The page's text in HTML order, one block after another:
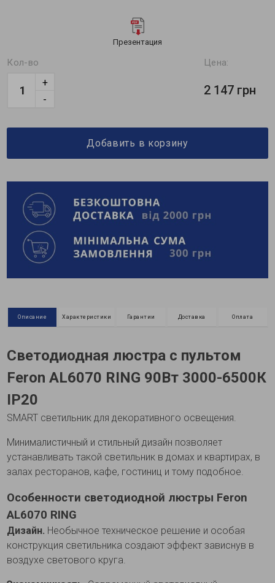
Презентация
Кол-во
-
+
Цена:
2 147 грн
Добавить в корзину
Описание Характеристики Гарантии Доставка Оплата
Светодиодная люстра с пультом
Feron AL6070 RING 90Вт 3000-6500К
IP20
SMART светильник для декоративного освещения.
Минималистичный и стильный дизайн позволяет
устанавливать такой светильник в домах и квартирах, в
залах ресторанов, кафе, гостиниц и тому подобное.
Особенности светодиодной люстры Feron
AL6070 RING
Дизайн. Необычное техническое решение и особая
конструкция светильника создают эффект зависнув в
воздухе светового круга.